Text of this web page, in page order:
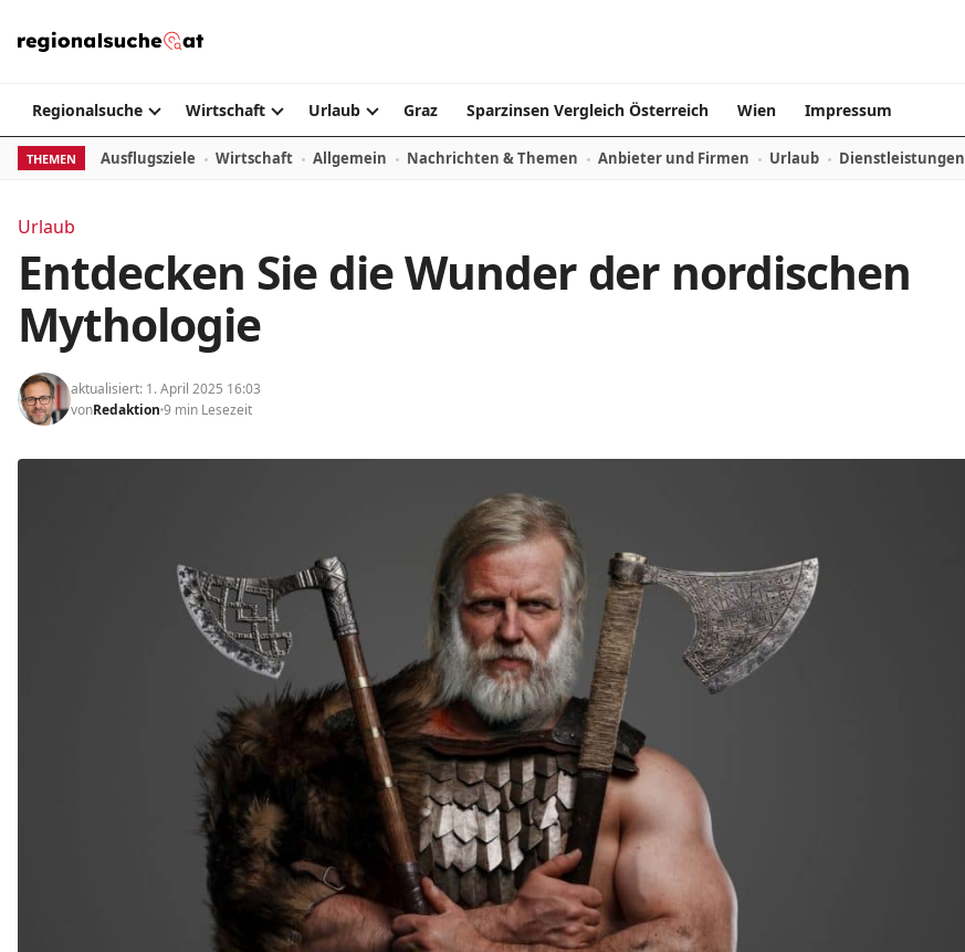
Regionalsuche Wirtschaft Urlaub Graz Sparzinsen Vergleich Österreich Wien Impressum
THEMEN Ausflugsziele Wirtschaft Allgemein Nachrichten & Themen Anbieter und Firmen Urlaub Dienstleistungen
Urlaub
Entdecken Sie die Wunder der nordischen
Mythologie
aktualisiert: 1. April 2025 16:03
vonRedaktion 9 min Lesezeit